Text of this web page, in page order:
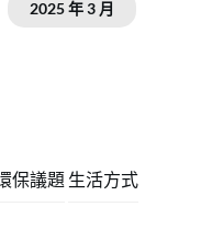
2025 年 3 月
保議題 生活方式